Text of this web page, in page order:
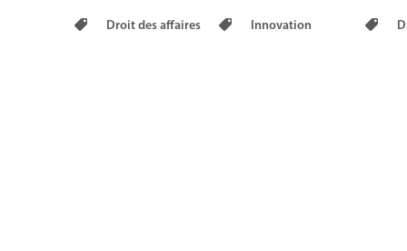
Droit des affaires Innovation